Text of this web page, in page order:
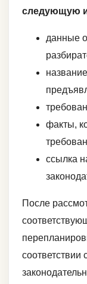
следующую
данные
факты,
ссылка
После
соответствии